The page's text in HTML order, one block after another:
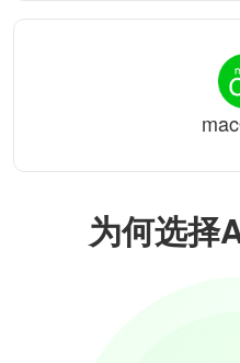
为何选择